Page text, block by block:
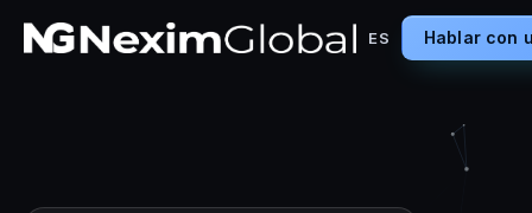
ES Hablar con